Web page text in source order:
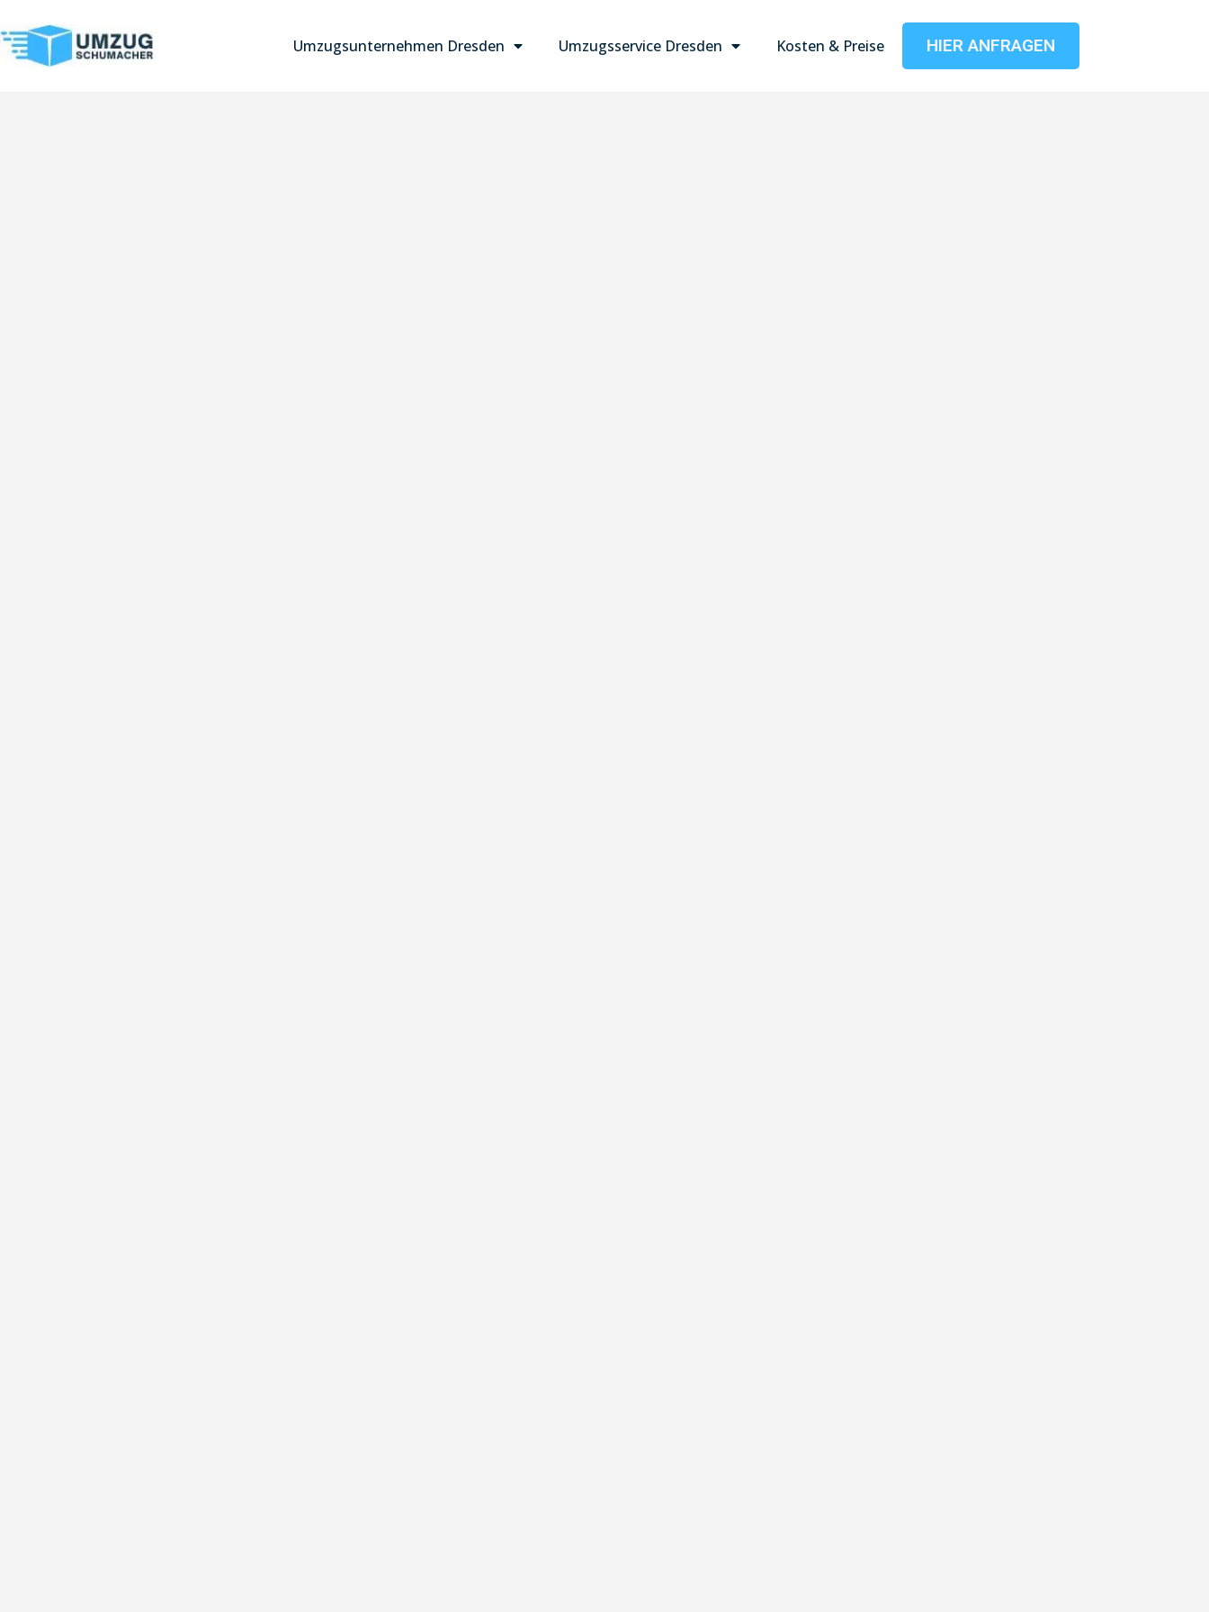
Umzugsunternehmen Dresden Umzugsservice Dresden Kosten & Preise HIER ANFRAGEN